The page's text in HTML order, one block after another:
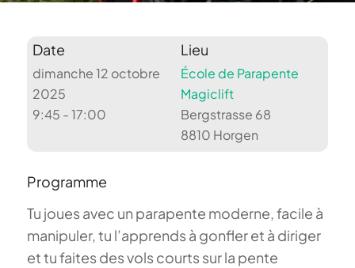
Date
dimanche 12 octobre
2025
9:45 - 17:00
Lieu
École de Parapente
Magiclift
Bergstrasse 68
8810 Horgen
Programme
Tu joues avec un parapente moderne, facile à
manipuler, tu l’apprends à gonfler et à diriger
et tu faites des vols courts sur la pente